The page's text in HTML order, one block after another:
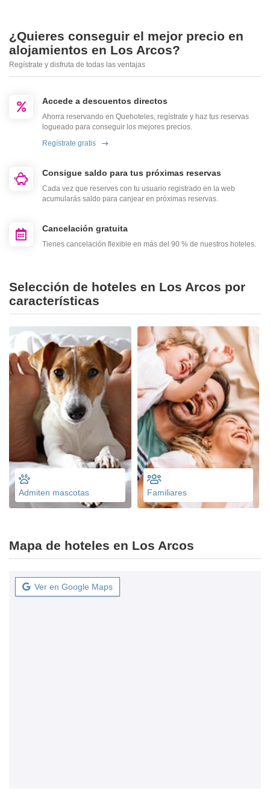
¿Quieres conseguir el mejor precio en
alojamientos en Los Arcos?
Regístrate y disfruta de todas las ventajas
Accede a descuentos directos
Ahorra reservando en Quehoteles, regístrate y haz tus reservas
logueado para conseguir los mejores precios.
Regístrate gratis
Consigue saldo para tus próximas reservas
Cada vez que reserves con tu usuario registrado en la web
acumularás saldo para canjear en próximas reservas.
Cancelación gratuita
Tienes cancelación flexible en más del 90 % de nuestros hoteles.
Selección de hoteles en Los Arcos por
características
Admiten mascotas Familiares
Mapa de hoteles en Los Arcos
Ver en Google Maps